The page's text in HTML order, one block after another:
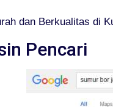
dan Berkualitas di
Pencari